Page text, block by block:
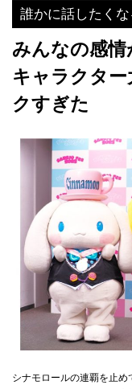
誰かに話したく
みんなの感情
キャラクタ
クすぎた
シナモロールの連覇を止